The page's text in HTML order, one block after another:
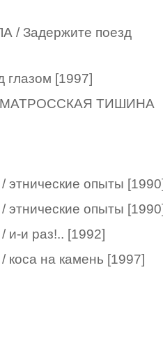
Задержите поезд
[1997]
МАТРОССКАЯ ТИШИНА
опыты [1990]
опыты [1990]
и раз!.. [1992]
на камень [1997]